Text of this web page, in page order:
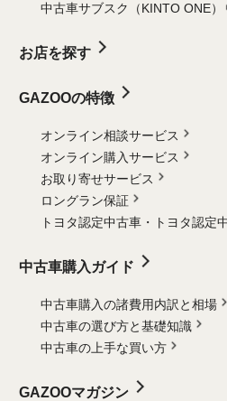
中古車サブスク（KINTO ONE）
お店を探す
GAZOOの特徴
オンライン相談サービス
オンライン購入サービス
お取り寄せサービス
ロングラン保証
トヨタ認定中古車・
トヨタ認定
中古車購入ガイド
中古車購入の諸費用内訳と相場
中古車の選び方と基礎知識
中古車の上手な買い方
GAZOOマガジン